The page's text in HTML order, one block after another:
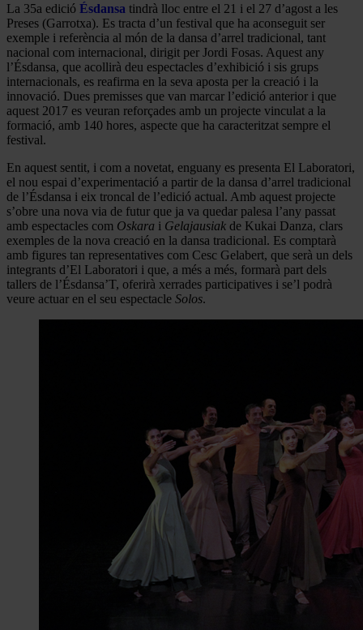
La 35a edició Ésdansa tindrà lloc entre el 21 i el 27 d’agost a les
Preses (Garrotxa). Es tracta d’un festival que ha aconseguit ser
exemple i referència al món de la dansa d’arrel tradicional, tant
nacional com internacional, dirigit per Jordi Fosas. Aquest any
l’Ésdansa, que acollirà deu espectacles d’exhibició i sis grups
internacionals, es reafirma en la seva aposta per la creació i la
innovació. Dues premisses que van marcar l’edició anterior i que
aquest 2017 es veuran reforçades amb un projecte vinculat a la
formació, amb 140 hores, aspecte que ha caracteritzat sempre el
festival.
En aquest sentit, i com a novetat, enguany es presenta El Laboratori,
el nou espai d’experimentació a partir de la dansa d’arrel tradicional
de l’Ésdansa i eix troncal de l’edició actual. Amb aquest projecte
s’obre una nova via de futur que ja va quedar palesa l’any passat
amb espectacles com Oskara i Gelajausiak de Kukai Danza, clars
exemples de la nova creació en la dansa tradicional. Es comptarà
amb figures tan representatives com Cesc Gelabert, que serà un dels
integrants d’El Laboratori i que, a més a més, formarà part dels
tallers de l’Ésdansa’T, oferirà xerrades participatives i se’l podrà
veure actuar en el seu espectacle Solos.